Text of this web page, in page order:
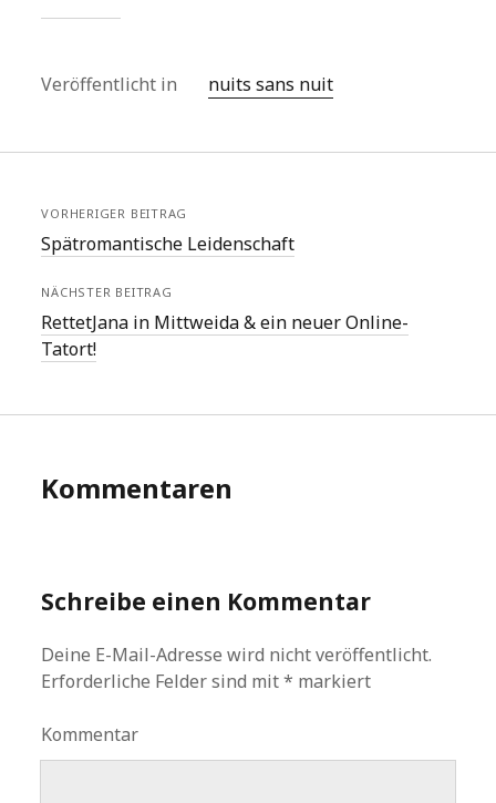
Veröffentlicht in nuits sans nuit
VORHERIGER BEITRAG
Spätromantische Leidenschaft
NÄCHSTER BEITRAG
RettetJana in Mittweida & ein neuer Online-
Tatort!
Kommentaren
Schreibe einen Kommentar
Deine E-Mail-Adresse wird nicht veröffentlicht.
Erforderliche Felder sind mit* markiert
Kommentar